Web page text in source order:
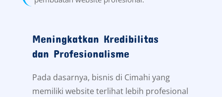
Meningkatkan Kredibilitas
dan Profesionalisme
Pada dasarnya, bisnis di Cimahi yang
memiliki website terlihat lebih profesional